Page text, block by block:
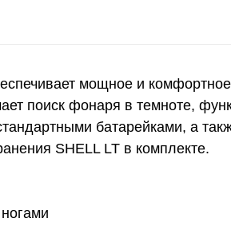
мощное и
поиск фонаря в темноте,
батарейками, а
SHELL LT в комплекте.